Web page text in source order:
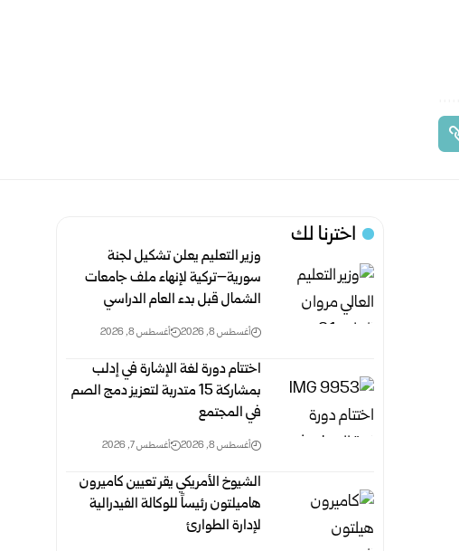
اخترنا لك
وزير التعليم يعلن تشكيل لجنة
سورية–تركية لإنهاء ملف جامعات
الشمال قبل بدء العام الدراسي
أغسطس 8, 2026 أغسطس 8, 2026
اختتام دورة لغة الإشارة في إدلب
بمشاركة 15 متدربة لتعزيز دمج الصم
في المجتمع
أغسطس 8, 2026 أغسطس 7, 2026
الشيوخ الأمريكي يقر تعيين كاميرون
هاميلتون رئيساً للوكالة الفيدرالية
لإدارة الطوارئ